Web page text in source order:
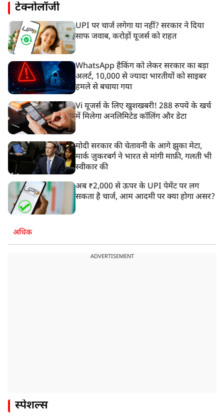
टेक्नोलॉजी
UPI पर चार्ज लगेगा या नहीं? सरकार ने दिया
साफ जवाब, करोड़ों यूजर्स को राहत
WhatsApp हैकिंग को लेकर सरकार का बड़ा
अलर्ट, 10,000 से ज्यादा भारतीयों को साइबर
हमले से बचाया गया
Vi यूजर्स के लिए खुशखबरी! 288 रुपये के खर्च
में मिलेगा अनलिमिटेड कॉलिंग और डेटा
मोदी सरकार की चेतावनी के आगे झुका मेटा,
मार्क ज़ुकरबर्ग ने भारत से मांगी माफ़ी, गलती भी
स्वीकार की
अब ₹2,000 से ऊपर के UPI पेमेंट पर लग
सकता है चार्ज, आम आदमी पर क्या होगा असर?
अधिक
ADVERTISEMENT
स्पेशल्स